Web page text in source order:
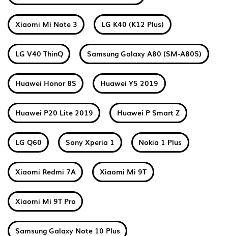
Xiaomi Mi Note 3 LG K40 (K12 Plus)
LG V40 ThinQ Samsung Galaxy A80 (SM-A805)
Huawei Honor 8S Huawei Y5 2019
Huawei P20 Lite 2019 Huawei P Smart Z
LG Q60 Sony Xperia 1 Nokia 1 Plus
Xiaomi Redmi 7A Xiaomi Mi 9T
Xiaomi Mi 9T Pro
Samsung Galaxy Note 10 Plus